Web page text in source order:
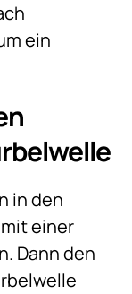
ein
in den
einer
Dann den